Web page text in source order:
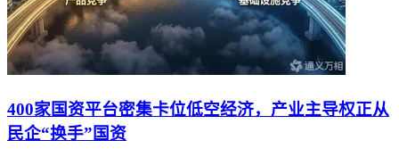
400家国资平台密集卡位低空经济，产业主导权正从
民企“换手”国资